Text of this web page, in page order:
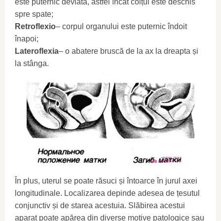
este puternic deviată, astfel încât colțul este deschis
spre spate;
Retroflexio– corpul organului este puternic îndoit
înapoi;
Lateroflexia– o abatere bruscă de la ax la dreapta și
la stânga.
În plus, uterul se poate răsuci și întoarce în jurul axei
longitudinale. Localizarea depinde adesea de țesutul
conjunctiv și de starea acestuia. Slăbirea acestui
aparat poate apărea din diverse motive patologice sau